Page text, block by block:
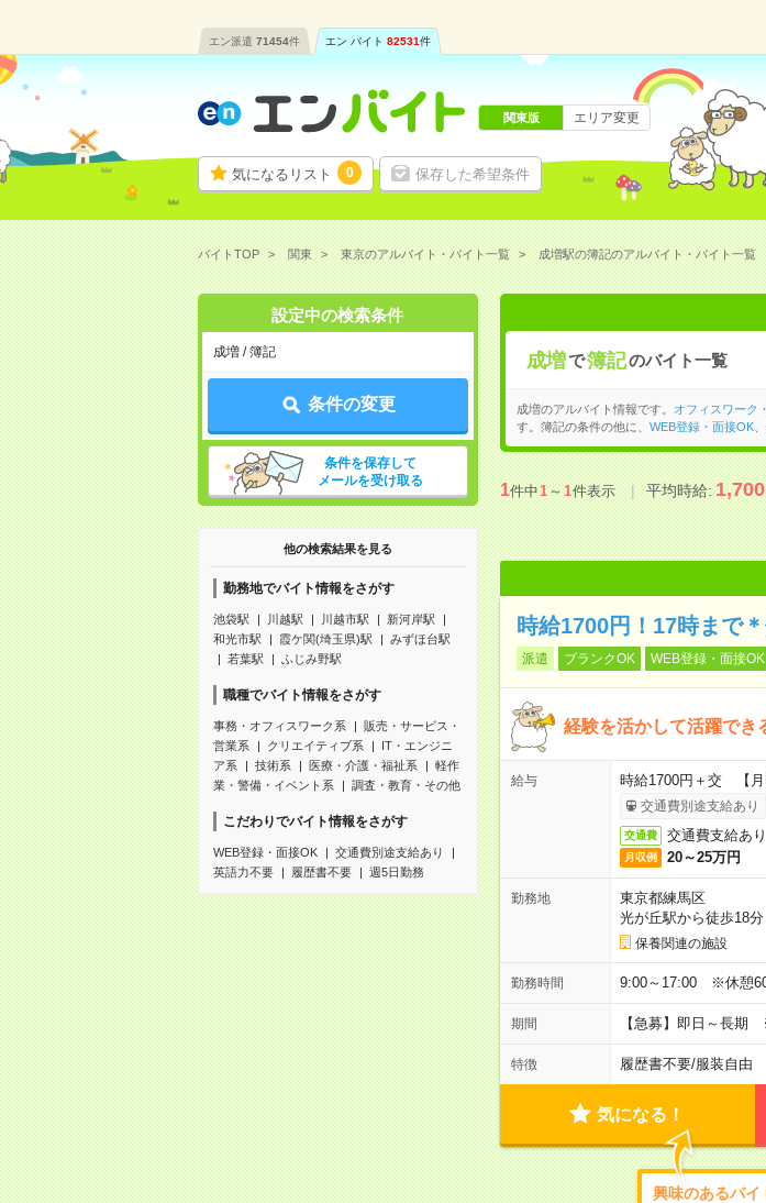
エン派遣 71454件 エン バイト 82531件
気になるリスト 0 保存した希望条件
関東版 エリア変更
バイトTOP 関東 東京のアルバイト・バイト一覧 成増駅の簿記のアルバイト・バイト一覧
設定中の検索条件
成増 / 簿記
条件の変更
条件を保存して
メールを受け取る
他の検索結果を見る
勤務地でバイト情報をさがす
池袋駅 川越駅 川越市駅
新河岸駅
和光市駅
霞ケ関(埼玉県)駅
みずほ台駅
若葉駅
ふじみ野駅
職種でバイト情報をさがす
事務・オフィスワーク系
販売・サービス・
営業系
クリエイティブ系
IT・エンジニ
ア系
技術系 医療・介護・福祉系
軽作
業・警備・イベント系
調査・教育・その他
こだわりでバイト情報をさがす
WEB登録・面接OK
交通費別途支給あり
英語力不要
履歴書不要 週5日勤務
成増で簿記のバイト一覧
成増のアルバイト情報です。 オフィスワーク
す。簿記の条件の他に、 WEB登録・面接OK、
1件中1～1件表示 平均時給:1,700
時給1700円！17時まで
派遣 ブランクOK WEB登録・面接OK
経験を活かして活躍でき
給与 時給1700円＋交 【月
交通費別途支給あり
交通費 交通費支給あり
月収例 20～25万円
勤務地
東京都練馬区
光が丘駅から徒歩18分
保養関連の施設
勤務時間 9:00～17:00 ※休憩60
期間 【急募】即日～長期
特徴 履歴書不要/服装自由
気になる！
興味のあるバイ